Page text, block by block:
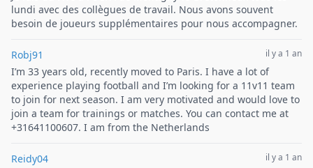
lundi avec des collègues de travail. Nous avons souvent
besoin de joueurs supplémentaires pour nous accompagner.
Robj91 il y a 1 an
I’m 33 years old, recently moved to Paris. I have a lot of
experience playing football and I’m looking for a 11v11 team
to join for next season. I am very motivated and would love to
join a team for trainings or matches. You can contact me at
+31641100607. I am from the Netherlands
Reidy04 il y a 1 an